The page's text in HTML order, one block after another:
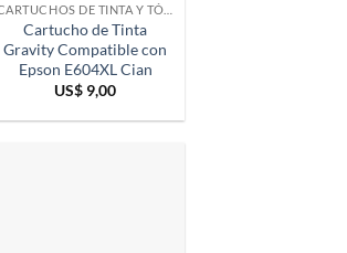
Cartucho de Tinta
Gravity Compatible con
Epson E604XL Cian
US$ 9,00